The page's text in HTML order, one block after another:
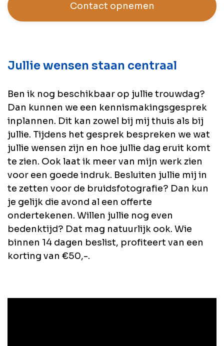
Contact opnemen
Jullie wensen staan centraal
Ben ik nog beschikbaar op jullie trouwdag?
Dan kunnen we een kennismakingsgesprek
inplannen. Dit kan zowel bij mij thuis als bij
jullie. Tijdens het gesprek bespreken we wat
jullie wensen zijn en hoe jullie dag eruit komt
te zien. Ook laat ik meer van mijn werk zien
voor een goede indruk. Besluiten jullie mij in
te zetten voor de bruidsfotografie? Dan kun
je gelijk die avond al een offerte
ondertekenen. Willen jullie nog even
bedenktijd? Dat mag natuurlijk ook. Wie
binnen 14 dagen beslist, profiteert van een
korting van €50,-.